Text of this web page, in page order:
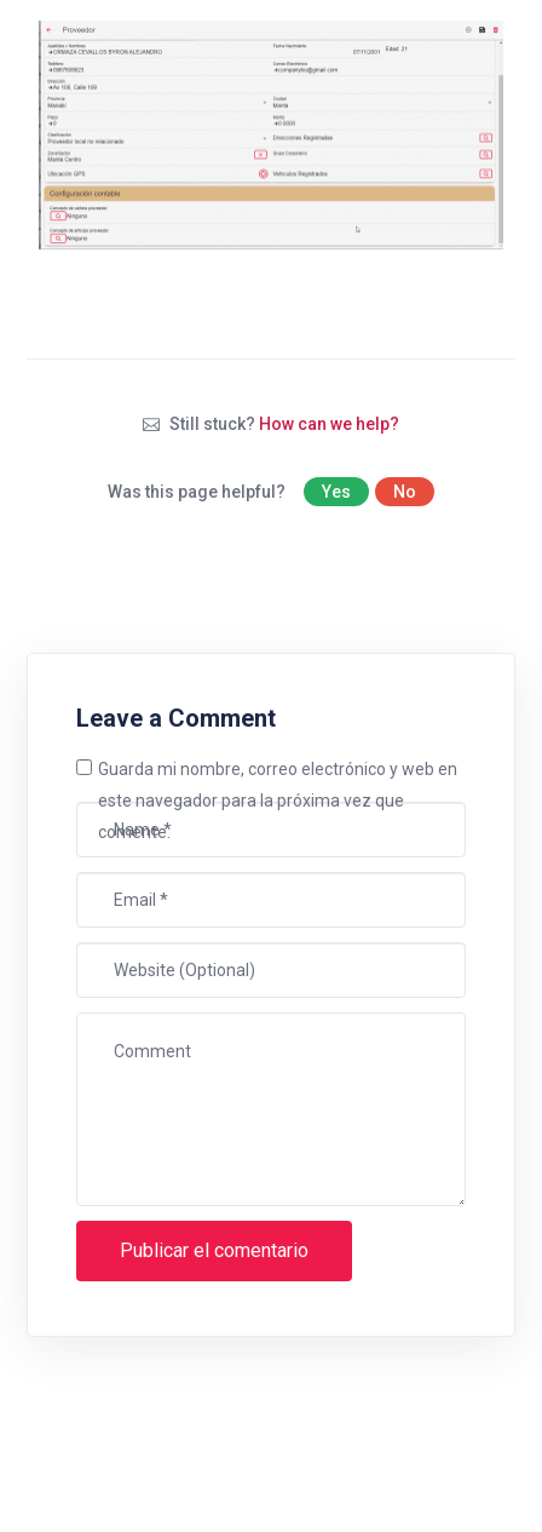
Still stuck? How can we help?
Was this page helpful? Yes No
Leave a Comment
Guarda mi nombre, correo electrónico y web en
este navegador para la próxima vez que
comente.